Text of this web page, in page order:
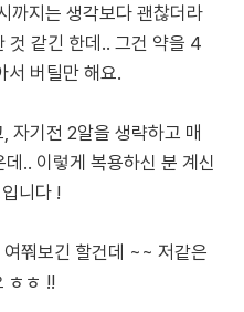
까지는 생각보다 괜찮더라
것 같긴 한데.. 그건 약을 4
서 버틸만 해요.
자기전 2알을 생략하고 매
.. 이렇게 복용하신 분 계신
니다 !
쭤보긴 할건데 ~~ 저같은
ㅎㅎ !!